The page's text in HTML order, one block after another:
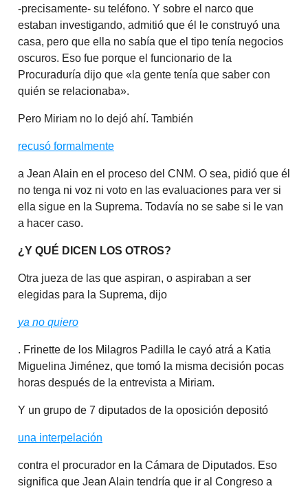
-precisamente- su teléfono. Y sobre el narco que
estaban investigando, admitió que él le construyó una
casa, pero que ella no sabía que el tipo tenía negocios
oscuros. Eso fue porque el funcionario de la
Procuraduría dijo que «la gente tenía que saber con
quién se relacionaba».
Pero Miriam no lo dejó ahí. También
recusó formalmente
a Jean Alain en el proceso del CNM. O sea, pidió que él
no tenga ni voz ni voto en las evaluaciones para ver si
ella sigue en la Suprema. Todavía no se sabe si le van
a hacer caso.
¿Y QUÉ DICEN LOS OTROS?
Otra jueza de las que aspiran, o aspiraban a ser
elegidas para la Suprema, dijo
ya no quiero
. Frinette de los Milagros Padilla le cayó atrá a Katia
Miguelina Jiménez, que tomó la misma decisión pocas
horas después de la entrevista a Miriam.
Y un grupo de 7 diputados de la oposición depositó
una interpelación
contra el procurador en la Cámara de Diputados. Eso
significa que Jean Alain tendría que ir al Congreso a